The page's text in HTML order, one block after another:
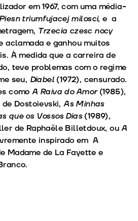
em 1967, com uma média-
Piesn triumfujacej milosci, e a
Trzecia czesc nocy
aclamada e ganhou muitos
À medida que a carreira de
teve problemas com o regime
seu, Diabel (1972), censurado.
comoA Raiva do Amor(1985),
de Dostoievski,As Minhas
que os Vossos Dias(1989),
de Raphaële Billetdoux, ouA
inspirado em A
Madame de La Fayette e